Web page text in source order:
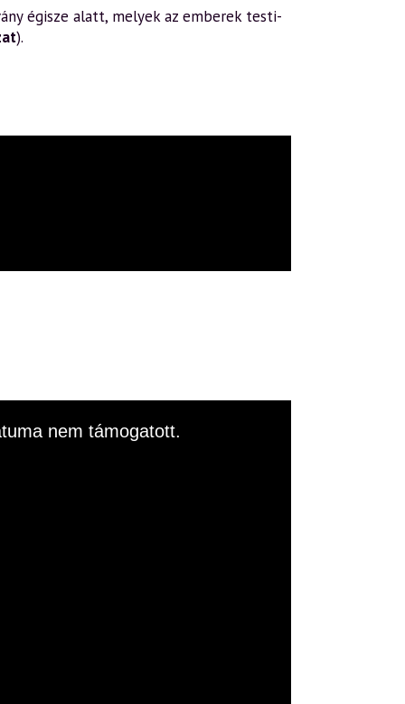
égisze alatt, melyek az emberek testi-
).
nem támogatott.